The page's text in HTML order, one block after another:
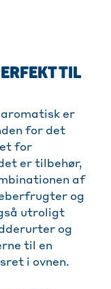
TIL
er
for det
for
er tilbehør,
af
og
utroligt
og
til en
i ovnen.